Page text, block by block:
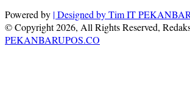
Powered by | Designed byTim IT
© Copyright 2026, All Rights Reserved,
PEKANBARUPOS.CO